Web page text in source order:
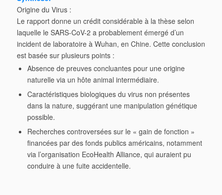
Origine du Virus :
Le rapport donne un crédit considérable à la thèse selon
laquelle le SARS-CoV-2 a probablement émergé d’un
incident de laboratoire à Wuhan, en Chine. Cette conclusion
est basée sur plusieurs points :
Absence de preuves concluantespour une origine
naturelle via un hôte animal intermédiaire.
Caractéristiques biologiques du virusnon présentes
dans la nature, suggérant une manipulation génétique
possible.
Recherches controverséessur le « gain de fonction »
financées par des fonds publics américains, notamment
via l’organisation EcoHealth Alliance, qui auraient pu
conduire à une fuite accidentelle.